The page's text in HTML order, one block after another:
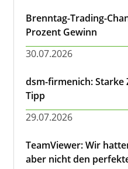
Brenntag-Trading-
Prozent Gewinn
30.07.2026
dsm-firmenich: Starke
Tipp
29.07.2026
TeamViewer: Wir
aber nicht den